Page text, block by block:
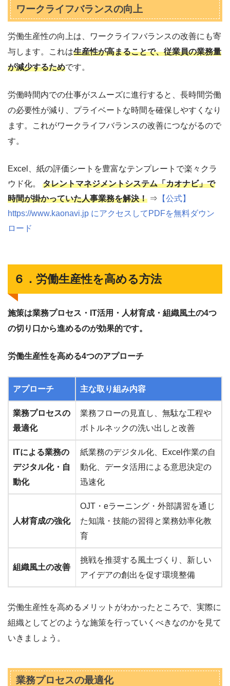
ワークライフバランスの向上
労働生産性の向上は、ワークライフバランスの改善にも寄
与します。これは生産性が高まることで、従業員の業務量
が減少するためです。
労働時間内での仕事がスムーズに進行すると、長時間労働
の必要性が減り、プライベートな時間を確保しやすくなり
ます。これがワークライフバランスの改善につながるので
す。
Excel、紙の評価シートを豊富なテンプレートで楽々クラ
ウド化。 タレントマネジメントシステム「カオナビ」で
時間が掛かっていた人事業務を解決！ ⇒ 【公式】
https://www.kaonavi.jp にアクセスしてPDFを無料ダウン
ロード
６．労働生産性を高める方法
施策は業務プロセス・IT活用・人材育成・組織風土の4つ
の切り口から進めるのが効果的です。
労働生産性を高める4つのアプローチ
アプローチ 主な取り組み内容
業務プロセスの
最適化
業務フローの見直し、無駄な工程や
ボトルネックの洗い出しと改善
ITによる業務の
デジタル化・自
動化
紙業務のデジタル化、Excel作業の自
動化、データ活用による意思決定の
迅速化
人材育成の強化
OJT・eラーニング・外部講習を通じ
た知識・技能の習得と業務効率化教
育
組織風土の改善
挑戦を推奨する風土づくり、新しい
アイデアの創出を促す環境整備
労働生産性を高めるメリットがわかったところで、実際に
組織としてどのような施策を行っていくべきなのかを見て
いきましょう。
業務プロセスの最適化